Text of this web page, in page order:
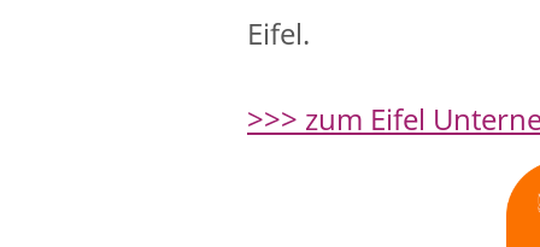
Eifel.
>>> zum Eifel